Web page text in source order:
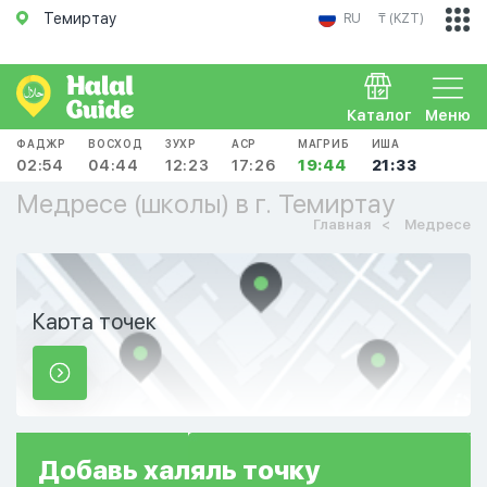
Темиртау RU ₸ (KZT)
Меню
Каталог
ФАДЖР
02:54
ВОСХОД
04:44
ЗУХР
12:23
АСР
17:26
МАГРИБ
19:44
ИША
21:33
Медресе (школы) в г. Темиртау
Главная Медресе
Карта точек
Добавь халяль точку